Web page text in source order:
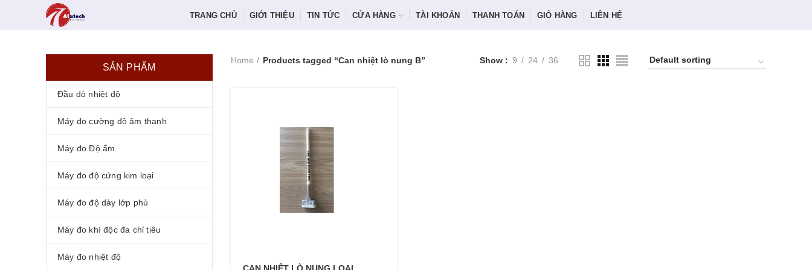
TRANG CHỦ GIỚI THIỆU TIN TỨC CỬA HÀNG TÀI KHOẢN THANH TOÁN GIỎ HÀNG LIÊN HỆ
Home Products tagged “Can nhiệt lò nung B” Show 9 24 36
SẢN PHẨM
Đầu dò nhiệt độ
Máy đo cường độ âm thanh
Máy đo Độ ẩm
Máy đo độ cứng kim loại
Máy đo độ dày lớp phủ
Máy đo khí độc đa chỉ tiêu
Máy đo nhiệt độ